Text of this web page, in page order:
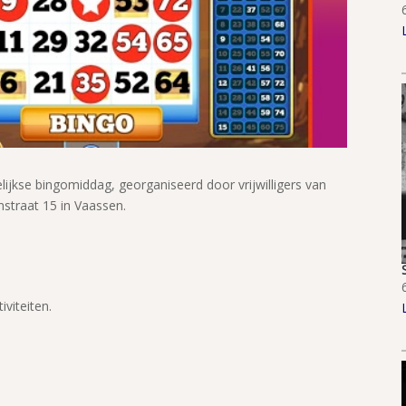
bingomiddag, georganiseerd door vrijwilligers van
15 in Vaassen.